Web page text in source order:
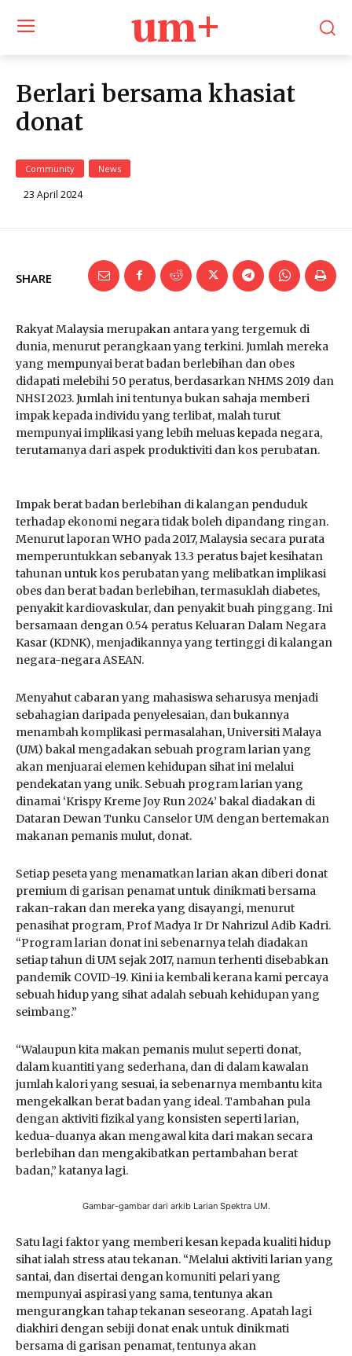
um+
Berlari bersama khasiat
donat
Community News
23 April 2024
SHARE
Rakyat Malaysia merupakan antara yang tergemuk di
dunia, menurut perangkaan yang terkini. Jumlah mereka
yang mempunyai berat badan berlebihan dan obes
didapati melebihi 50 peratus, berdasarkan NHMS 2019 dan
NHSI 2023. Jumlah ini tentunya bukan sahaja memberi
impak kepada individu yang terlibat, malah turut
mempunyai implikasi yang lebih meluas kepada negara,
terutamanya dari aspek produktiviti dan kos perubatan.
Impak berat badan berlebihan di kalangan penduduk
terhadap ekonomi negara tidak boleh dipandang ringan.
Menurut laporan WHO pada 2017, Malaysia secara purata
memperuntukkan sebanyak 13.3 peratus bajet kesihatan
tahunan untuk kos perubatan yang melibatkan implikasi
obes dan berat badan berlebihan, termasuklah diabetes,
penyakit kardiovaskular, dan penyakit buah pinggang. Ini
bersamaan dengan 0.54 peratus Keluaran Dalam Negara
Kasar (KDNK), menjadikannya yang tertinggi di kalangan
negara-negara ASEAN.
Menyahut cabaran yang mahasiswa seharusya menjadi
sebahagian daripada penyelesaian, dan bukannya
menambah komplikasi permasalahan, Universiti Malaya
(UM) bakal mengadakan sebuah program larian yang
akan menjuarai elemen kehidupan sihat ini melalui
pendekatan yang unik. Sebuah program larian yang
dinamai ‘Krispy Kreme Joy Run 2024’ bakal diadakan di
Dataran Dewan Tunku Canselor UM dengan bertemakan
makanan pemanis mulut, donat.
Setiap peseta yang menamatkan larian akan diberi donat
premium di garisan penamat untuk dinikmati bersama
rakan-rakan dan mereka yang disayangi, menurut
penasihat program, Prof Madya Ir Dr Nahrizul Adib Kadri.
“Program larian donat ini sebenarnya telah diadakan
setiap tahun di UM sejak 2017, namun terhenti disebabkan
pandemik COVID-19. Kini ia kembali kerana kami percaya
sebuah hidup yang sihat adalah sebuah kehidupan yang
seimbang.”
“Walaupun kita makan pemanis mulut seperti donat,
dalam kuantiti yang sederhana, dan di dalam kawalan
jumlah kalori yang sesuai, ia sebenarnya membantu kita
mengekalkan berat badan yang ideal. Tambahan pula
dengan aktiviti fizikal yang konsisten seperti larian,
kedua-duanya akan mengawal kita dari makan secara
berlebihan dan mengakibatkan pertambahan berat
badan,” katanya lagi.
Gambar-gambar dari arkib Larian Spektra UM.
Satu lagi faktor yang memberi kesan kepada kualiti hidup
sihat ialah stress atau tekanan. “Melalui aktiviti larian yang
santai, dan disertai dengan komuniti pelari yang
mempunyai aspirasi yang sama, tentunya akan
mengurangkan tahap tekanan seseorang. Apatah lagi
diakhiri dengan sebiji donat enak untuk dinikmati
bersama di garisan penamat, tentunya akan